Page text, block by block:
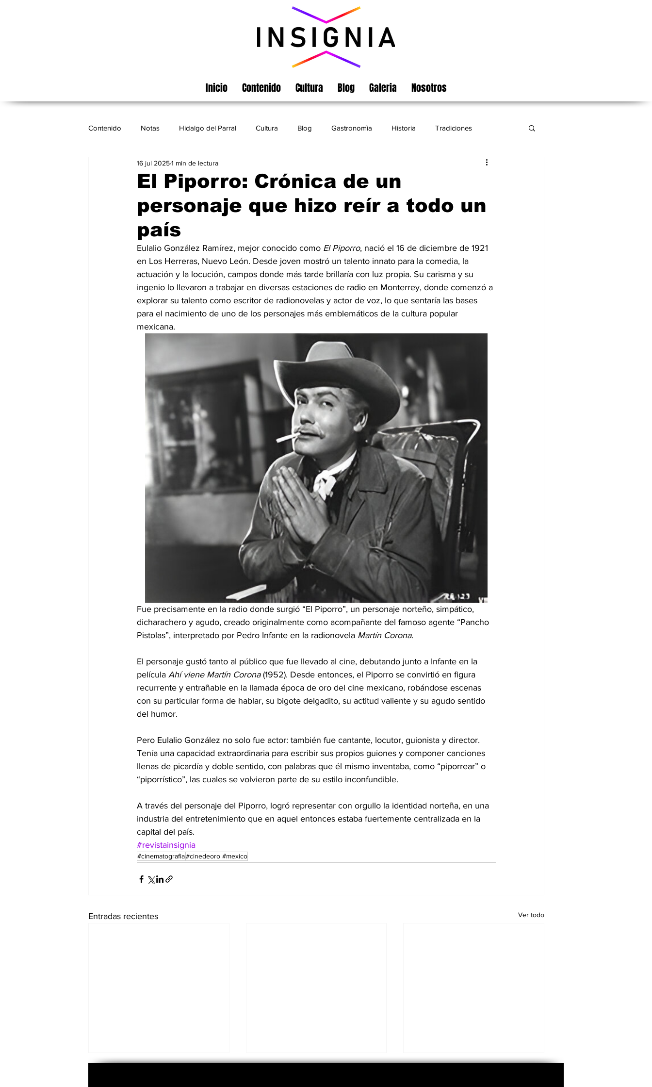
Inicio Contenido Cultura Blog Galeria Nosotros
Contenido Notas Hidalgo del Parral Cultura Blog Gastronomìa Historia Tradiciones
Cinematografía México Turismo
El Piporro: Crónica de un
personaje que hizo reír a todo un
país
16 jul 20251 min de lectura
Eulalio González Ramírez, mejor conocido como El Piporro, nació el 16 de diciembre de 1921
en Los Herreras, Nuevo León. Desde joven mostró un talento innato para la comedia, la
actuación y la locución, campos donde más tarde brillaría con luz propia. Su carisma y su
ingenio lo llevaron a trabajar en diversas estaciones de radio en Monterrey, donde comenzó a
explorar su talento como escritor de radionovelas y actor de voz, lo que sentaría las bases
para el nacimiento de uno de los personajes más emblemáticos de la cultura popular
mexicana.
Fue precisamente en la radio donde surgió “El Piporro”, un personaje norteño, simpático,
dicharachero y agudo, creado originalmente como acompañante del famoso agente “Pancho
Pistolas”, interpretado por Pedro Infante en la radionovela Martín Corona.
El personaje gustó tanto al público que fue llevado al cine, debutando junto a Infante en la
película Ahí viene Martín Corona (1952). Desde entonces, el Piporro se convirtió en figura
recurrente y entrañable en la llamada época de oro del cine mexicano, robándose escenas
con su particular forma de hablar, su bigote delgadito, su actitud valiente y su agudo sentido
del humor.
Pero Eulalio González no solo fue actor: también fue cantante, locutor, guionista y director.
Tenía una capacidad extraordinaria para escribir sus propios guiones y componer canciones
llenas de picardía y doble sentido, con palabras que él mismo inventaba, como “piporrear” o
“piporrístico”, las cuales se volvieron parte de su estilo inconfundible.
A través del personaje del Piporro, logró representar con orgullo la identidad norteña, en una
industria del entretenimiento que en aquel entonces estaba fuertemente centralizada en la
capital del país.
#revistainsignia
#cinematografia#cinedeoro #mexico
Entradas recientes Ver todo